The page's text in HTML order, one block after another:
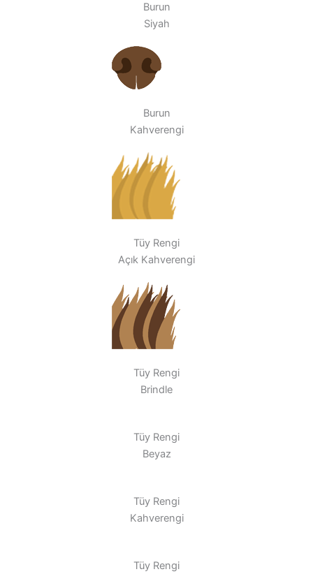
Burun
Siyah
Burun
Kahverengi
Tüy Rengi
Açık Kahverengi
Tüy Rengi
Brindle
Tüy Rengi
Beyaz
Tüy Rengi
Kahverengi
Tüy Rengi